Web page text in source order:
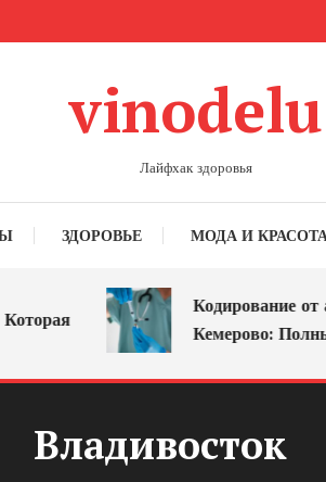
vinodelu
Лайфхак здоровья
ЗДОРОВЬЕ МОДА И КРАСОТА
Кодирование от
Кемерово: Полный
Владивосток